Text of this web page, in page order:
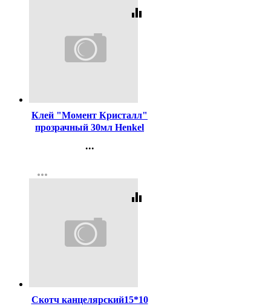
equalizer
Клей "Момент Кристалл"
прозрачный 30мл Henkel
...
Регистрация
more_horiz
equalizer
Скотч канцелярский15*10